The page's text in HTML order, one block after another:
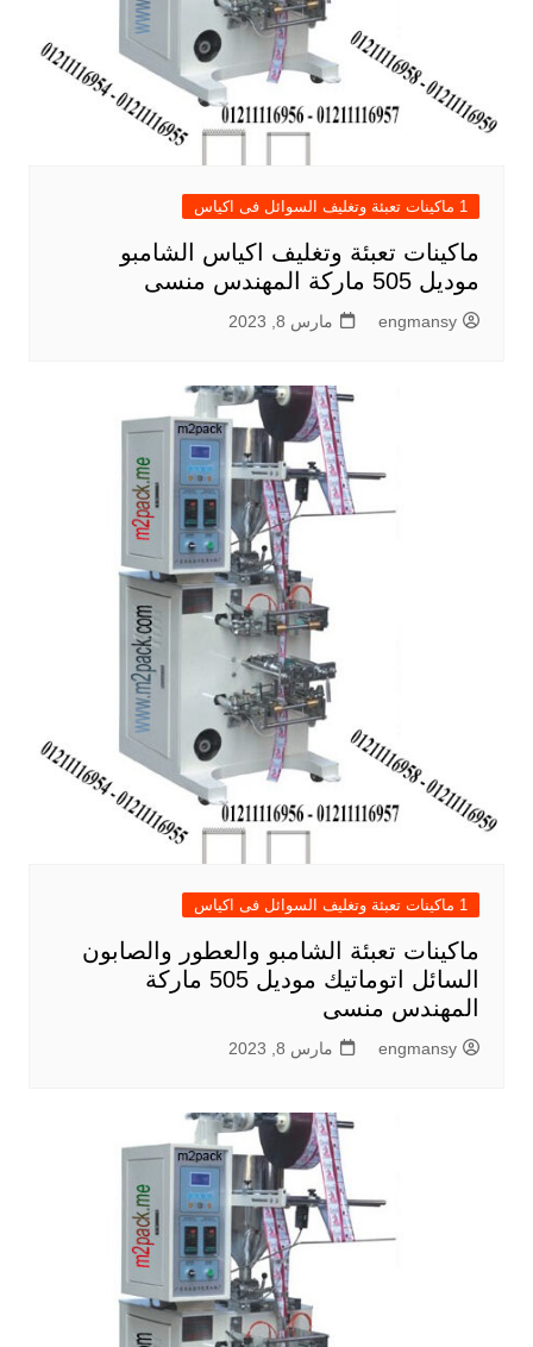
1 ماكينات تعبئة وتغليف السوائل فى اكياس
ماكينات تعبئة وتغليف اكياس الشامبو
موديل 505 ماركة المهندس منسى
engmansy مارس 8, 2023
1 ماكينات تعبئة وتغليف السوائل فى اكياس
ماكينات تعبئة الشامبو والعطور والصابون
السائل اتوماتيك موديل 505 ماركة
المهندس منسى
engmansy مارس 8, 2023